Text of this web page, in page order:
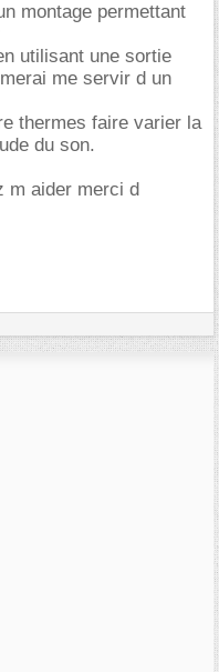
montage permettant
utilisant une sortie
me servir d un
thermes faire varier la
du son.
m aider merci d